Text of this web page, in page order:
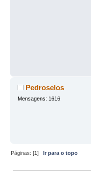
Pedroselos
Mensagens: 1616
Páginas: [1] Ir para o topo